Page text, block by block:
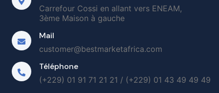
Carrefour Cossi en allant vers ENEAM,
3ème Maison à gauche
Mail
customer@bestmarketafrica.com
Téléphone
(+229) 01 91 71 21 21 / (+229) 01 43 49 49 49